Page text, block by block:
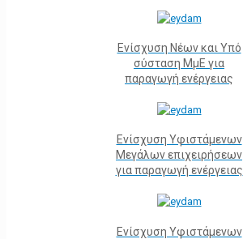
Ενίσχυση Νέων και Υπό
σύσταση ΜμΕ για
παραγωγή ενέργειας
Ενίσχυση Υφιστάμενων
Μεγάλων επιχειρήσεων
για παραγωγή ενέργειας
Ενίσχυση Υφιστάμενων